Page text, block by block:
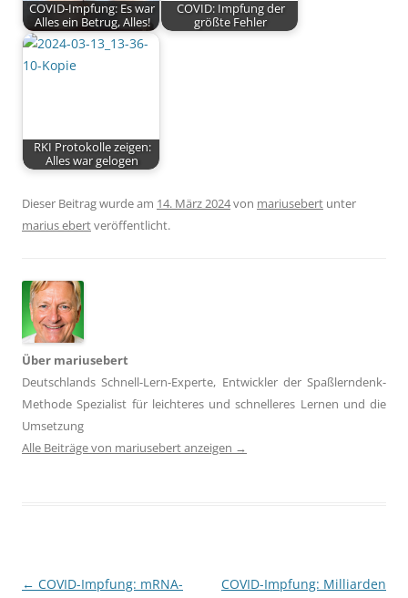
COVID-Impfung: Es war
Alles ein Betrug, Alles!
COVID: Impfung der
größte Fehler
RKI Protokolle zeigen:
Alles war gelogen
Dieser Beitrag wurde am 14. März 2024von mariusebert unter
marius ebertveröffentlicht.
Über mariusebert
Deutschlands Schnell-Lern-Experte, Entwickler der Spaßlerndenk-
Methode Spezialist für leichteres und schnelleres Lernen und die
Umsetzung
Alle Beiträge von mariusebert anzeigen →
Beitragsnavigation
← COVID-Impfung: mRNA-
COVID-Impfung: Milliarden